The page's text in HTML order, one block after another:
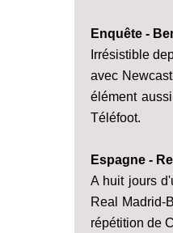
Enquête -
Irrésistible
avec
élément
Téléfoot.
Espagne -
A huit jours
Real Madrid-
répétition de